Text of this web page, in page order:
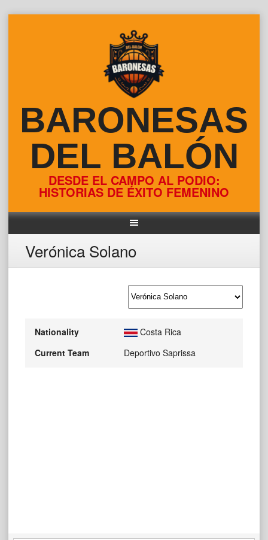
BARONESAS
DEL BALÓN
DESDE EL CAMPO AL PODIO:
HISTORIAS DE ÉXITO FEMENINO
Verónica Solano
Nationality
Costa Rica
Current Team
Deportivo Saprissa